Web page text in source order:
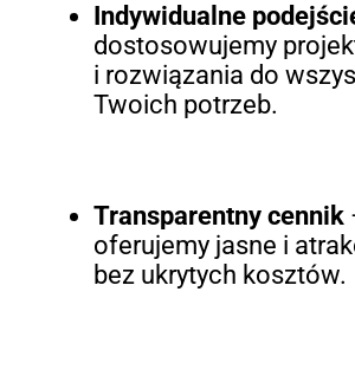
Indywidualne
dostosowujemy
i rozwiązania do
Twoich potrzeb.
Transparentny cennik
oferujemy jasne i
bez ukrytych kosztów.